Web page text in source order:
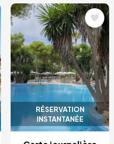
RÉSERVATION
INSTANTANÉE
Image